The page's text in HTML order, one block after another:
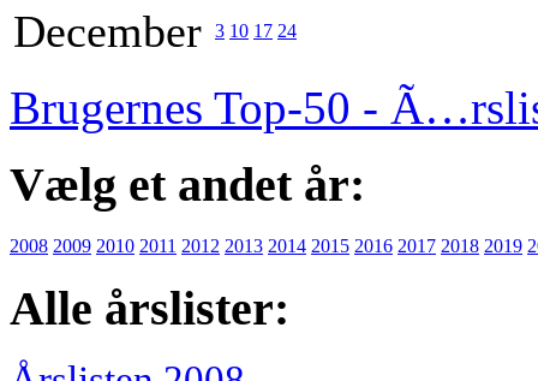
December 3 10 17 24
Brugernes Top-50 -
Vælg et andet år:
2008 2009 2010 2011 2012 2013 2014 2015 2016 2017 2018 2019
Alle årslister: